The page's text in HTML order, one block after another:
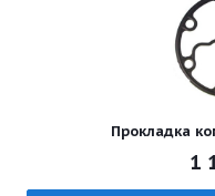
Прокладка
1